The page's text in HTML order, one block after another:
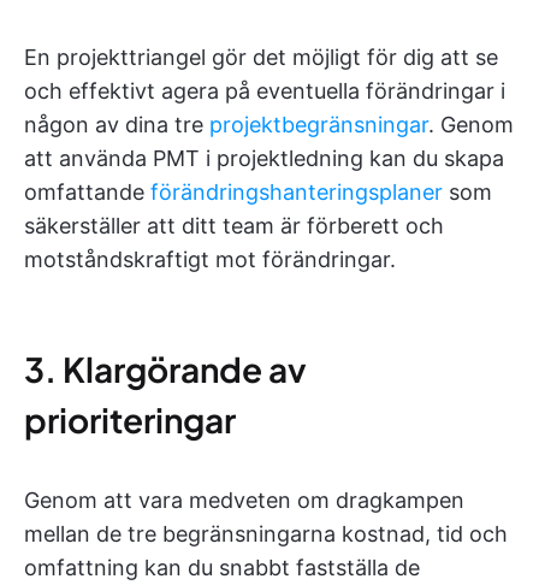
En projekttriangel gör det möjligt för dig att se
och effektivt agera på eventuella förändringar i
någon av dina tre projektbegränsningar. Genom
att använda PMT i projektledning kan du skapa
omfattande förändringshanteringsplaner som
säkerställer att ditt team är förberett och
motståndskraftigt mot förändringar.
3. Klargörande av
prioriteringar
Genom att vara medveten om dragkampen
mellan de tre begränsningarna kostnad, tid och
omfattning kan du snabbt fastställa de